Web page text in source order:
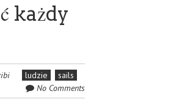
każdy
ludzie
sails
No Comments